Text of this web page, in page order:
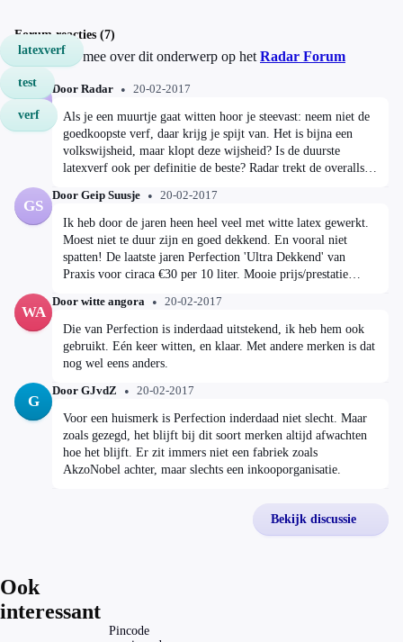
latexverf
test
verf
Forum reacties (7)
Discussieer mee over dit onderwerp op het Radar Forum
R
Door Radar 20-02-2017
Als je een muurtje gaat witten hoor je steevast: neem niet de
goedkoopste verf, daar krijg je spijt van. Het is bijna een
volkswijsheid, maar klopt deze wijsheid? Is de duurste
latexverf ook per definitie de beste? Radar trekt de overalls
http://radar.avrotros.nl/uitzendingen/gemist/20-02-2017/
Maandag 20 februari in Radar, om 20:30 uur op NPO 1
GS
Door Geip Suusje 20-02-2017
Ik heb door de jaren heen heel veel met witte latex gewerkt.
Moest niet te duur zijn en goed dekkend. En vooral niet
spatten! De laatste jaren Perfection 'Ultra Dekkend' van
Praxis voor ciraca €30 per 10 liter. Mooie prijs/prestatie
afwachten. De naam kan hetzelfde blijven, maar de inhoud
kan veranderen... Blijf opletten! Want constante kwaliteit
door de jaren heen is de achillespees van heel de
WA
Door witte angora 20-02-2017
Die van Perfection is inderdaad uitstekend, ik heb hem ook
gebruikt. Eén keer witten, en klaar. Met andere merken is dat
nog wel eens anders.
G
Door GJvdZ 20-02-2017
Voor een huismerk is Perfection inderdaad niet slecht. Maar
zoals gezegd, het blijft bij dit soort merken altijd afwachten
hoe het blijft. Er zit immers niet een fabriek zoals
AkzoNobel achter, maar slechts een inkooporganisatie.
Bekijk discussie
Ook
interessant
Pincode